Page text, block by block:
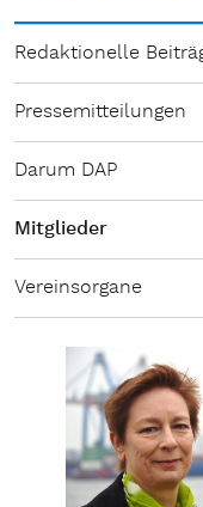
Redaktionelle
Pressemitteilungen
Darum DAP
Mitglieder
Vereinsorgane